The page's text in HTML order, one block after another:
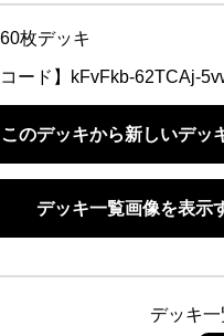
60枚デッキ
ード】 kFvFkb-62TCAj-
このデッキから新しいデッ
デッキ一覧画像を表示
デッキ